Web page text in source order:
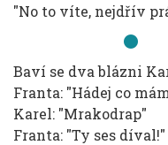
"No to víte, nejdřív
Baví se dva blázni
Franta: "Hádej co
Karel: "Mrakodrap"
Franta: "Ty ses díval!"